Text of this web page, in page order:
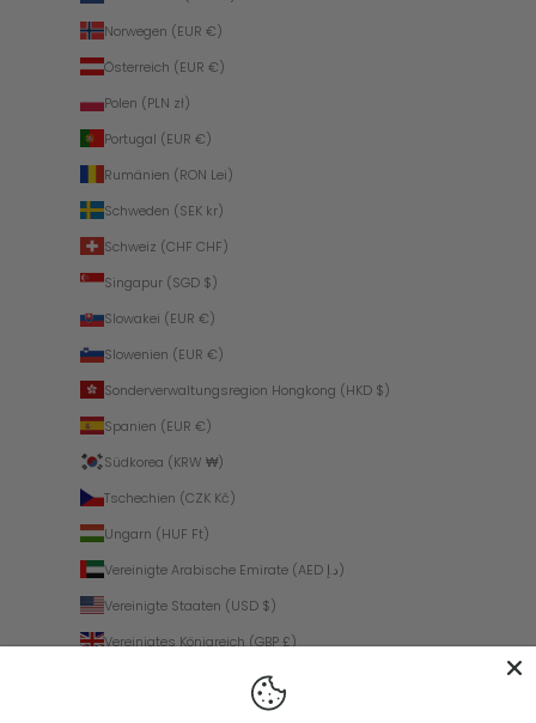
Norwegen (EUR €)
Österreich (EUR €)
Polen (PLN zł)
Portugal (EUR €)
Rumänien (RON Lei)
Schweden (SEK kr)
Schweiz (CHF CHF)
Singapur (SGD $)
Slowakei (EUR €)
Slowenien (EUR €)
Sonderverwaltungsregion Hongkong (HKD $)
Spanien (EUR €)
Südkorea (KRW ₩)
Tschechien (CZK Kč)
Ungarn (HUF Ft)
Vereinigte Arabische Emirate (AED د.إ)
Vereinigte Staaten (USD $)
Vereinigtes Königreich (GBP £)